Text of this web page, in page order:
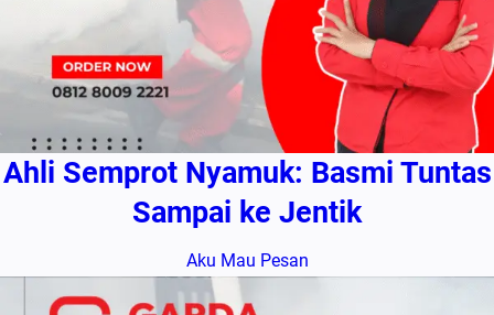
Ahli Semprot Nyamuk: Basmi Tuntas
Sampai ke Jentik
Aku Mau Pesan